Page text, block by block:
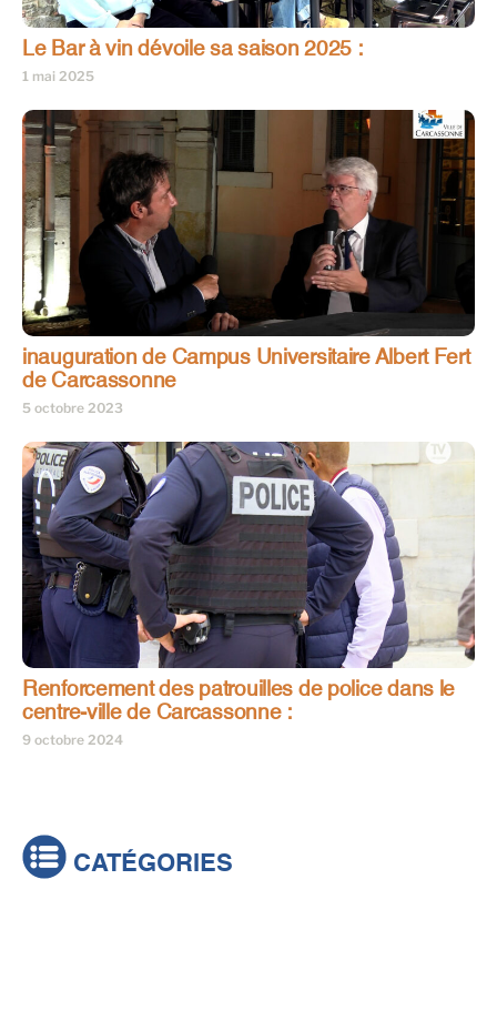
Le Bar à vin dévoile sa saison 2025 :
1 mai 2025
inauguration de Campus Universitaire Albert Fert
de Carcassonne
5 octobre 2023
Renforcement des patrouilles de police dans le
centre-ville de Carcassonne :
9 octobre 2024
CATÉGORIES